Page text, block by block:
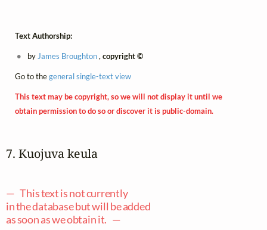
Text Authorship:
by James Broughton, copyright ©
Go to thegeneral single-text view
This text may be copyright, so we will not display it until we
obtain permission to do so or discover it is public-domain.
7. Kuojuva keula
— This text is not currently
in the database but will be added
as soon as we obtain it. —